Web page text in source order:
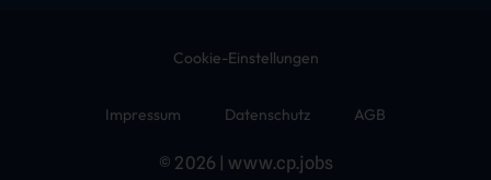
Cookie-Einstellungen
Impressum Datenschutz AGB
© 2026 | www.cp.jobs